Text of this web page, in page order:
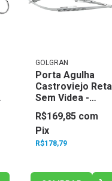
GOLGRAN
Porta Agulha
Castroviejo Reta
Sem Videa -
Golgran
R$178,79
R$169,85 com
Pix